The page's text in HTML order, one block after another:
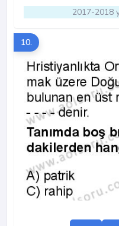
2017-2018
10.